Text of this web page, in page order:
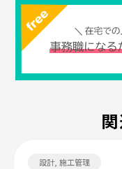
設計, 施工管理